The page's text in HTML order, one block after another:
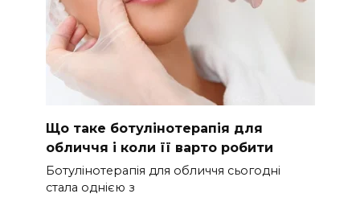
Що таке ботулінотерапія для
обличчя і коли її варто робити
Ботулінотерапія для обличчя сьогодні
стала однією з